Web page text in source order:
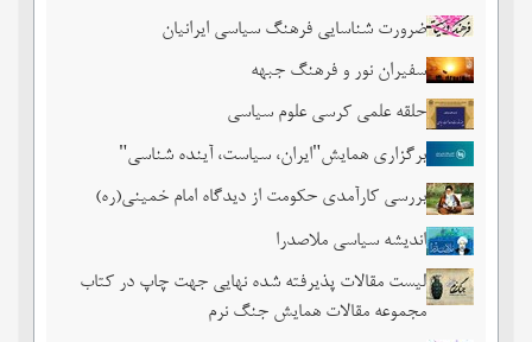
ضرورت شناسایی فرهنگ سیاسی ایرانیان
سفیران نور و فرهنگ جبهه
حلقه علمی کرسی علوم سیاسی
برگزاری همایش"ایران، سیاست، آینده شناسی"
بررسی کارآمدی حکومت از دیدگاه امام خمینی(ره)
اندیشه سیاسی ملاصدرا
لیست مقالات پذیرفته شده نهایی جهت چاپ در کتاب
مجموعه مقالات همایش جنگ نرم